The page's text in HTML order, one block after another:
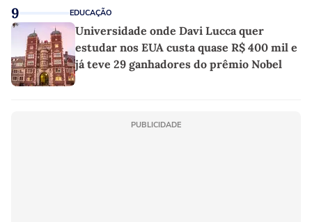
9 EDUCAÇÃO
Universidade onde Davi Lucca quer
estudar nos EUA custa quase R$ 400 mil e
já teve 29 ganhadores do prêmio Nobel
PUBLICIDADE